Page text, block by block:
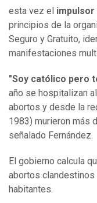
esta vez el impulsor
principios de la
Seguro y Gratuito,
manifestaciones
"Soy católico pero
año se hospitalizan
abortos y desde la
1983) murieron más
señalado Fernández.
El gobierno calcula
abortos clandestinos
habitantes.